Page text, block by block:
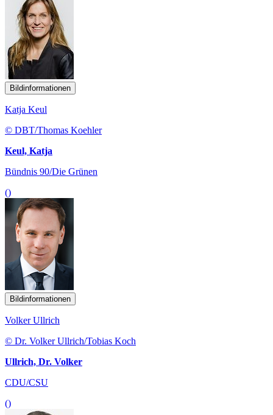
Bildinformationen
Katja Keul
© DBT/Thomas Koehler
Keul, Katja
Bündnis 90/Die Grünen
()
Bildinformationen
Volker Ullrich
© Dr. Volker Ullrich/Tobias Koch
Ullrich, Dr. Volker
CDU/CSU
()